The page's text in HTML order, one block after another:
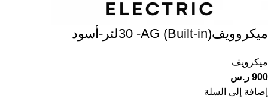
ميكروويف(Built-in) 30 -AGلتر-أسود
ميكرويڤ
900 ر.س
إضافة إلى السلة